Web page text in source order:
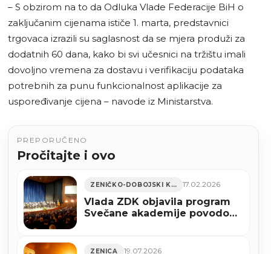
– S obzirom na to da Odluka Vlade Federacije BiH o
zaključanim cijenama ističe 1. marta, predstavnici
trgovaca izrazili su saglasnost da se mjera produži za
dodatnih 60 dana, kako bi svi učesnici na tržištu imali
dovoljno vremena za dostavu i verifikaciju podataka
potrebnih za punu funkcionalnost aplikacije za
uspoređivanje cijena – navode iz Ministarstva.
PREPORUČENO
Pročitajte i ovo
ZENIČKO-DOBOJSKI KANTON 17.02.2026
Vlada ZDK objavila program
Svečane akademije povodom
ZENICA 19.07.2026